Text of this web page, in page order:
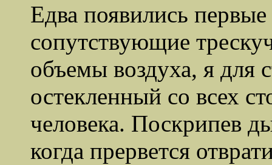
Едва появились
сопутствующие
объемы воздуха, я для
остекленный со всех
человека. Поскрипев
когда прервется